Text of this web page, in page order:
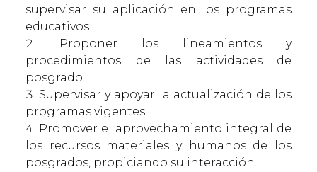
supervisar su aplicación en los programas
educativos.
Proponer los lineamientos y
procedimientos de las actividades de
posgrado.
Supervisar y apoyar la actualización de los
programas vigentes.
Promover el aprovechamiento integral de
los recursos materiales y humanos de los
posgrados, propiciando su interacción.